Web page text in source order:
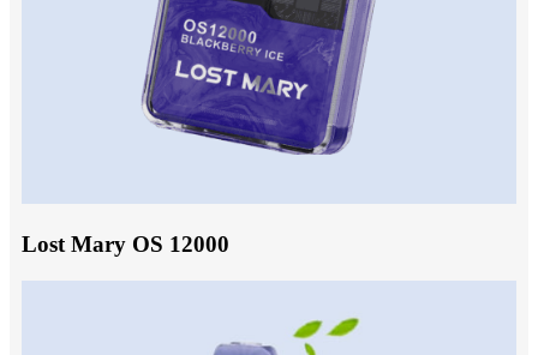
Lost Mary OS 12000